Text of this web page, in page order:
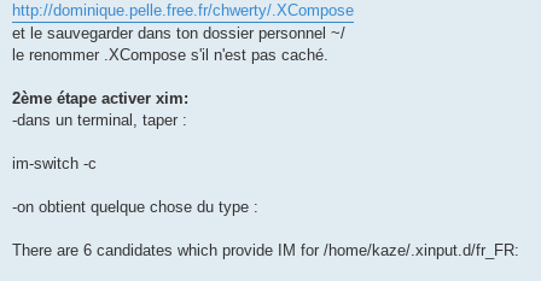
http://dominique.pelle.free.fr/chwerty/.XCompose
et le sauvegarder dans ton dossier personnel ~/
le renommer .XCompose s'il n'est pas caché.
2ème étape activer xim:
-dans un terminal, taper :
im-switch -c
-on obtient quelque chose du type :
There are 6 candidates which provide IM for /home/kaze/.xinput.d/fr_FR: